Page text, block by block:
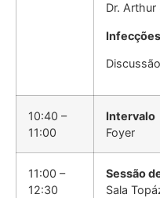
Dr. Arthur
10:40 –
11:00
Intervalo
Foyer
11:00 –
12:30
Sessão
Sala